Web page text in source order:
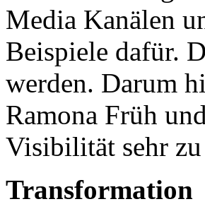
Media Kanälen
Beispiele dafür.
werden. Darum
Ramona Früh
Visibilität sehr zu
Transformation